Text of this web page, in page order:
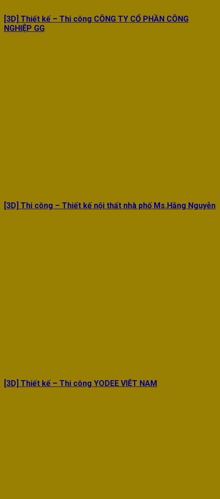
[3D] Thiết kế – Thi công CÔNG TY CỔ PHẦN CÔNG
NGHIỆP GG
[3D] Thi công – Thiết kế nội thất nhà phố Ms.Hằng Nguyễn
[3D] Thiết kế – Thi công YODEE VIỆT NAM